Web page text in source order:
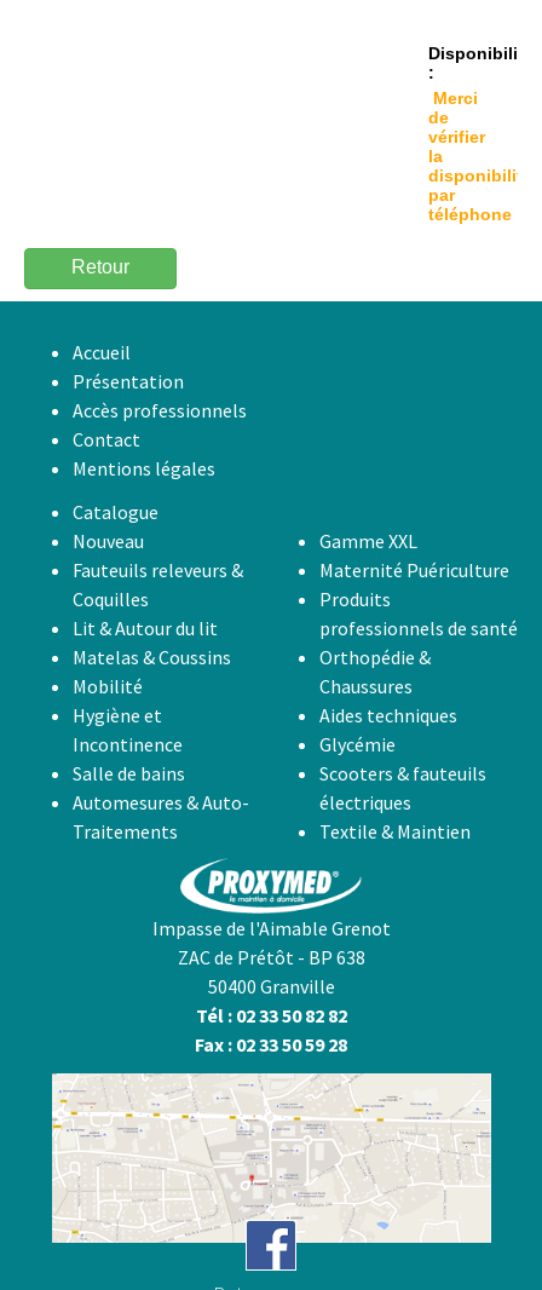
Disponibilité
:
Merci
de
vérifier
la
disponibilité
par
téléphone
Retour
Accueil
Présentation
Accès professionnels
Contact
Mentions légales
Catalogue
Nouveau
Fauteuils releveurs &
Coquilles
Lit & Autour du lit
Matelas & Coussins
Mobilité
Hygiène et
Incontinence
Salle de bains
Automesures & Auto-
Traitements
Gamme XXL
Maternité Puériculture
Produits
professionnels de santé
Orthopédie &
Chaussures
Aides techniques
Glycémie
Scooters & fauteuils
électriques
Textile & Maintien
Impasse de l'Aimable Grenot
ZAC de Prétôt - BP 638
50400 Granville
Tél : 02 33 50 82 82
Fax : 02 33 50 59 28